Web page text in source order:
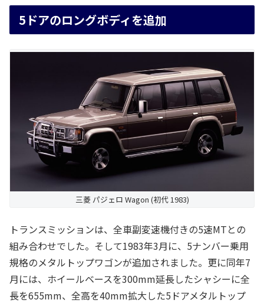
5ドアのロングボディを追加
三菱 パジェロ Wagon (初代 1983)
トランスミッションは、全車副変速機付きの5速MTとの
組み合わせでした。そして1983年3月に、5ナンバー乗用
規格のメタルトップワゴンが追加されました。更に同年7
月には、ホイールベースを300mm延長したシャシーに全
長を655mm、全高を40mm拡大した5ドアメタルトップ